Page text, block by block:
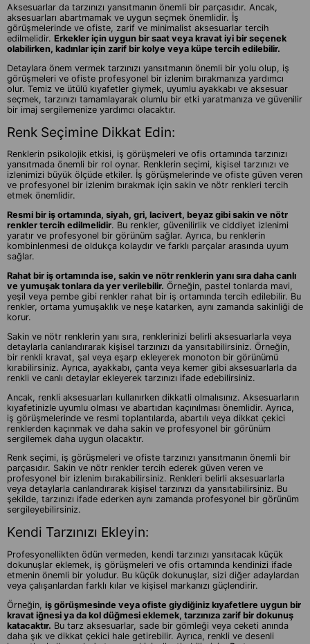
Aksesuarlar da tarzınızı yansıtmanın önemli bir parçasıdır. Ancak,
aksesuarları abartmamak ve uygun seçmek önemlidir. İş
görüşmelerinde ve ofiste, zarif ve minimalist aksesuarlar tercih
edilmelidir. Erkekler için uygun bir saat veya kravat iyi bir seçenek
olabilirken, kadınlar için zarif bir kolye veya küpe tercih edilebilir.
Detaylara önem vermek tarzınızı yansıtmanın önemli bir yolu olup, iş
görüşmeleri ve ofiste profesyonel bir izlenim bırakmanıza yardımcı
olur. Temiz ve ütülü kıyafetler giymek, uyumlu ayakkabı ve aksesuar
seçmek, tarzınızı tamamlayarak olumlu bir etki yaratmanıza ve güvenilir
bir imaj sergilemenize yardımcı olacaktır.
Renk Seçimine Dikkat Edin:
Renklerin psikolojik etkisi, iş görüşmeleri ve ofis ortamında tarzınızı
yansıtmada önemli bir rol oynar. Renklerin seçimi, kişisel tarzınızı ve
izlenimizi büyük ölçüde etkiler. İş görüşmelerinde ve ofiste güven veren
ve profesyonel bir izlenim bırakmak için sakin ve nötr renkleri tercih
etmek önemlidir.
Resmi bir iş ortamında, siyah, gri, lacivert, beyaz gibi sakin ve nötr
renkler tercih edilmelidir. Bu renkler, güvenilirlik ve ciddiyet izlenimi
yaratır ve profesyonel bir görünüm sağlar. Ayrıca, bu renklerin
kombinlenmesi de oldukça kolaydır ve farklı parçalar arasında uyum
sağlar.
Rahat bir iş ortamında ise, sakin ve nötr renklerin yanı sıra daha canlı
ve yumuşak tonlara da yer verilebilir. Örneğin, pastel tonlarda mavi,
yeşil veya pembe gibi renkler rahat bir iş ortamında tercih edilebilir. Bu
renkler, ortama yumuşaklık ve neşe katarken, aynı zamanda sakinliği de
korur.
Sakin ve nötr renklerin yanı sıra, renklerinizi belirli aksesuarlarla veya
detaylarla canlandırarak kişisel tarzınızı da yansıtabilirsiniz. Örneğin,
bir renkli kravat, şal veya eşarp ekleyerek monoton bir görünümü
kırabilirsiniz. Ayrıca, ayakkabı, çanta veya kemer gibi aksesuarlarla da
renkli ve canlı detaylar ekleyerek tarzınızı ifade edebilirsiniz.
Ancak, renkli aksesuarları kullanırken dikkatli olmalısınız. Aksesuarların
kıyafetinizle uyumlu olması ve abartıdan kaçınılması önemlidir. Ayrıca,
iş görüşmelerinde ve resmi toplantılarda, abartılı veya dikkat çekici
renklerden kaçınmak ve daha sakin ve profesyonel bir görünüm
sergilemek daha uygun olacaktır.
Renk seçimi, iş görüşmeleri ve ofiste tarzınızı yansıtmanın önemli bir
parçasıdır. Sakin ve nötr renkler tercih ederek güven veren ve
profesyonel bir izlenim bırakabilirsiniz. Renkleri belirli aksesuarlarla
veya detaylarla canlandırarak kişisel tarzınızı da yansıtabilirsiniz. Bu
şekilde, tarzınızı ifade ederken aynı zamanda profesyonel bir görünüm
sergileyebilirsiniz.
Kendi Tarzınızı Ekleyin:
Profesyonellikten ödün vermeden, kendi tarzınızı yansıtacak küçük
dokunuşlar eklemek, iş görüşmeleri ve ofis ortamında kendinizi ifade
etmenin önemli bir yoludur. Bu küçük dokunuşlar, sizi diğer adaylardan
veya çalışanlardan farklı kılar ve kişisel markanızı güçlendirir.
Örneğin, iş görüşmesinde veya ofiste giydiğiniz kıyafetlere uygun bir
kravat iğnesi ya da kol düğmesi eklemek, tarzınıza zarif bir dokunuş
katacaktır. Bu tarz aksesuarlar, sade bir gömleği veya ceketi anında
daha şık ve dikkat çekici hale getirebilir. Ayrıca, renkli ve desenli